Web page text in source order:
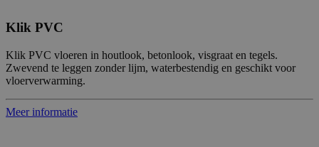
Klik PVC
Klik PVC vloeren in houtlook, betonlook, visgraat en tegels.
Zwevend te leggen zonder lijm, waterbestendig en geschikt voor
vloerverwarming.
Meer informatie